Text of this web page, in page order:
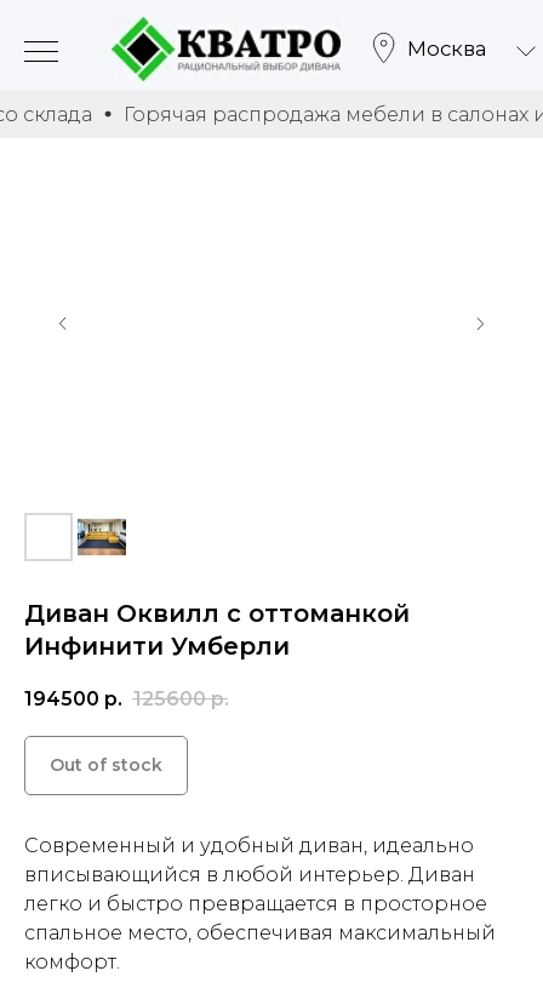
Москва
Горячая распродажа мебели в салонах и со
Диван Оквилл с оттоманкой
Инфинити Умберли
194500 р. 125600 р.
Out of stock
Современный и удобный диван, идеально
вписывающийся в любой интерьер. Диван
легко и быстро превращается в просторное
спальное место, обеспечивая максимальный
комфорт.